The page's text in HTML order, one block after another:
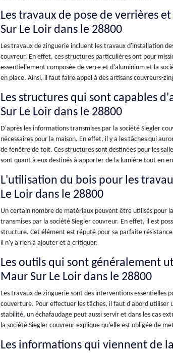
Les travaux de pose de verrières
Sur Le Loir dans le 28800
Les travaux de zinguerie incluent les travaux d'installation
couvreur. En effet, ces structures particulières ont pour
essentiellement composée de verre et d'aluminium et la
en place. Ainsi, il faut faire appel à des artisans couvreurs-
Les structures qui sont capables
Sur Le Loir dans le 28800
D'après les informations transmises par la société Siegler
nécessaires pour la maison. En effet, il y a les tâches qui
de fenêtre de toit. Ces structures sont destinées pour les
sont quant à eux destinés à apporter de la lumière tout en
L'utilisation du bois pour les
Le Loir dans le 28800
Un certain nombre de matériaux peuvent être utilisés pour
transmises par la société Siegler couvreur. En effet, il est
structure. Cet élément est réputé pour sa parfaite
il n'y a rien à ajouter et à critiquer.
Les outils qui sont généralement
Maur Sur Le Loir dans le 28800
Les travaux de zinguerie sont des interventions essentielles
couverture. Pour effectuer les tâches, il faut d'abord utiliser
stabilité, un échafaudage peut aussi servir et dans les cas
la société Siegler couvreur explique qu'elle est obligée de
Les informations qui viennent de